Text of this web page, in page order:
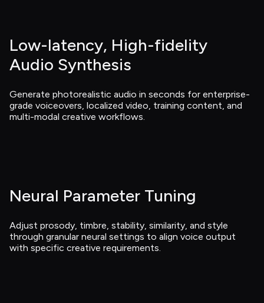
Low-latency, High-fidelity
Audio Synthesis
Generate photorealistic audio in seconds for enterprise-
grade voiceovers, localized video, training content, and
multi-modal creative workflows.
Neural Parameter Tuning
Adjust prosody, timbre, stability, similarity, and style
through granular neural settings to align voice output
with specific creative requirements.